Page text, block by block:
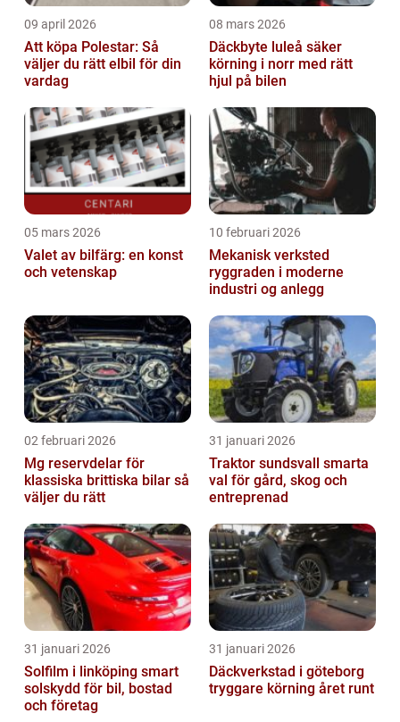
09 april 2026
Att köpa Polestar: Så
väljer du rätt elbil för din
vardag
08 mars 2026
Däckbyte luleå säker
körning i norr med rätt
hjul på bilen
05 mars 2026
Valet av bilfärg: en konst
och vetenskap
10 februari 2026
Mekanisk verksted
ryggraden i moderne
industri og anlegg
02 februari 2026
Mg reservdelar för
klassiska brittiska bilar så
väljer du rätt
31 januari 2026
Traktor sundsvall smarta
val för gård, skog och
entreprenad
31 januari 2026
Solfilm i linköping smart
solskydd för bil, bostad
och företag
31 januari 2026
Däckverkstad i göteborg
tryggare körning året runt